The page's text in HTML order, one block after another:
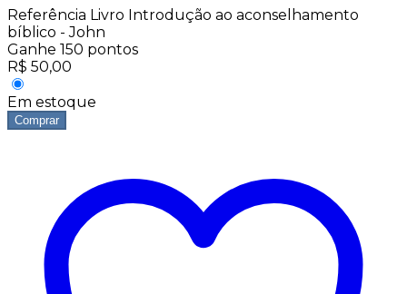
Referência Livro Introdução ao aconselhamento
bíblico - John
Ganhe 150 pontos
R$ 50,00
Em estoque
Comprar